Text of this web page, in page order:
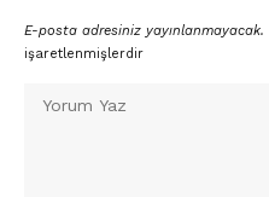
E-posta adresiniz yayınlanmayacak.
işaretlenmişlerdir